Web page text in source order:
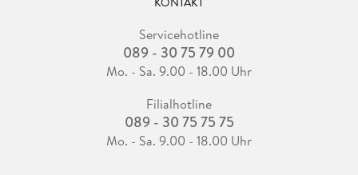
Servicehotline
089 - 30 75 79 00
Mo. - Sa. 9.00 - 18.00 Uhr
Filialhotline
089 - 30 75 75 75
Mo. - Sa. 9.00 - 18.00 Uhr